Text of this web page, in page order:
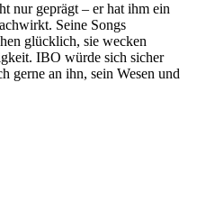
nur geprägt – er hat ihm ein
Seine Songs
glücklich, sie wecken
IBO würde sich sicher
gerne an ihn, sein Wesen und